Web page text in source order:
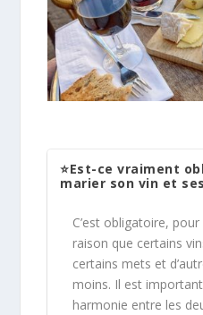
⭐Est-ce vraiment
marier son vin et
C’est obligatoire,
raison que certains
certains mets et
moins. Il est
harmonie entre les